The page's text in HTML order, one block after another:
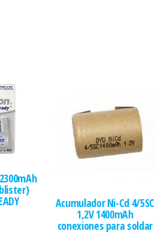
Acumulador Ni-Cd 4/5SC
1,2V 1400mAh
conexiones para soldar